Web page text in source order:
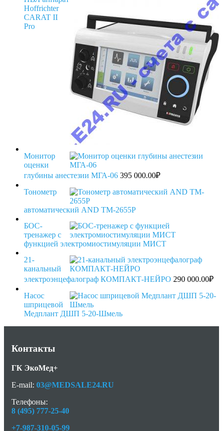
500.00₽.
Hoffrichter
CARAT II
Pro
Монитор
оценки
глубины анестезии МГА-06 395 000.00₽
Тонометр
автоматический AND TM-2655P
БОС-
тренажер с
функцией электромиостимуляции МИСТ
21-
канальный
электроэнцефалограф КОМПАКТ-НЕЙРО 290 000.00₽
Насос
шприцевой
Медплант ДШП 5-20-Шмель
Контакты
ГК ЭкоМед+
E-mail: 03@MEDSALE24.RU
Телефоны:
8 (495) 777-25-40
+7-987-310-05-99